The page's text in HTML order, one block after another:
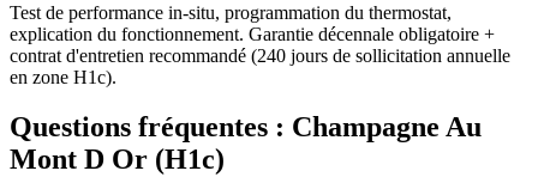
Test de performance in-situ, programmation du thermostat,
explication du fonctionnement. Garantie décennale obligatoire +
contrat d'entretien recommandé (240 jours de sollicitation annuelle
en zone H1c).
Questions fréquentes : Champagne Au
Mont D Or (H1c)